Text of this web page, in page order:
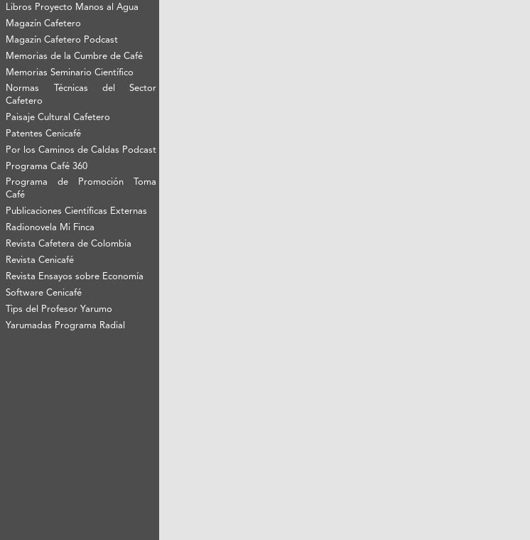
Libros Proyecto Manos al Agua
Magazín Cafetero
Magazín Cafetero Podcast
Memorias de la Cumbre de Café
Memorias Seminario Científico
Normas Técnicas del Sector
Cafetero
Paisaje Cultural Cafetero
Patentes Cenicafé
Por los Caminos de Caldas Podcast
Programa Café 360
Programa de Promoción Toma
Café
Publicaciones Científicas Externas
Radionovela Mi Finca
Revista Cafetera de Colombia
Revista Cenicafé
Revista Ensayos sobre Economía
Software Cenicafé
Tips del Profesor Yarumo
Yarumadas Programa Radial